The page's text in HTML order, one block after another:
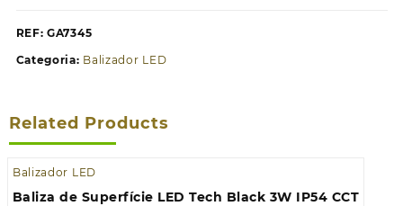
LED
Grey
REF: GA7345
Categoria: Balizador LED
Related Products
Balizador LED
Baliza de Superfície LED Tech Black 3W IP54 CCT